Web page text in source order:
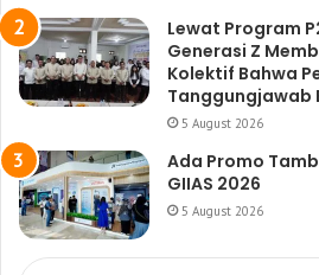
Lewat Program
Generasi Z
Kolektif Bahwa
Tanggungjawab
5 August 2026
Ada Promo
GIIAS 2026
5 August 2026